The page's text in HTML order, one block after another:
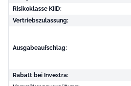
Risikoklasse KIID:
Vertriebszulassung:
Ausgabeaufschlag:
Rabatt bei Invextra: